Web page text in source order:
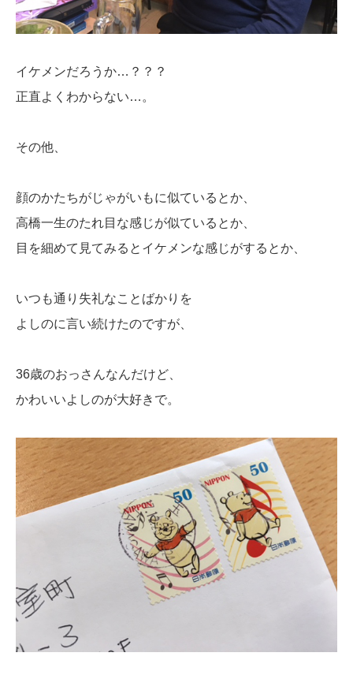
イケメンだろうか…？？？
正直よくわからない…。
その他、
顔のかたちがじゃがいもに似ているとか、
高橋一生のたれ目な感じが似ているとか、
目を細めて見てみるとイケメンな感じがするとか、
いつも通り失礼なことばかりを
よしのに言い続けたのですが、
36歳のおっさんなんだけど、
かわいいよしのが大好きで。